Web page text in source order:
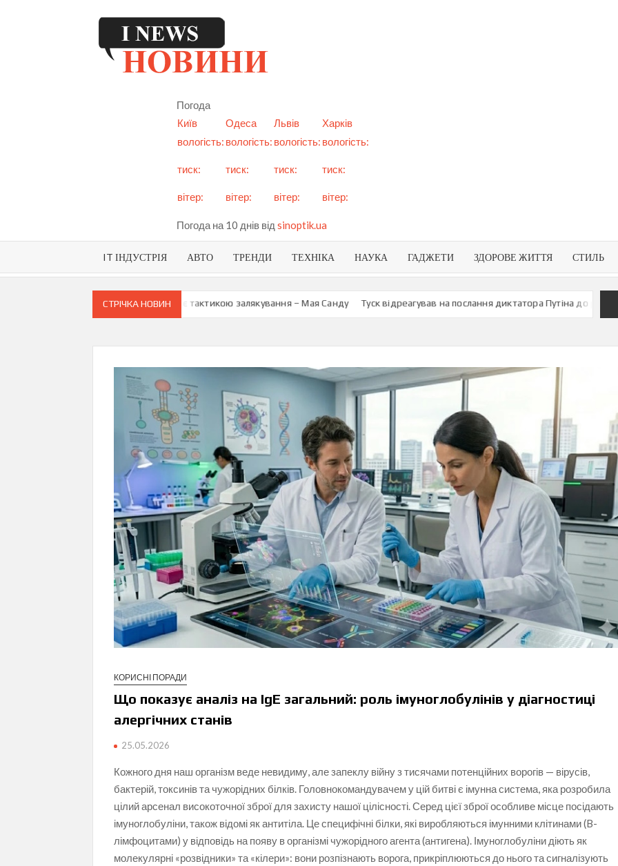
Погода
Київ
Одеса Львів
Харків
вологість:
тиск:
вітер:
вологість:
тиск:
вітер:
вологість:
тиск:
вітер:
вологість:
тиск:
вітер:
Погода на 10 днів від sinoptik.ua
IT ІНДУСТРІЯ АВТО ТРЕНДИ ТЕХНІКА НАУКА ГАДЖЕТИ ЗДОРОВЕ ЖИТТЯ СТИЛЬ
СТРІЧКА НОВИН
можливу анексію Придністров’я є тактикою залякування – Мая Санду Туск відреагував на послання диктатора Путіна до росіян У
КОРИСНІ ПОРАДИ
Що показує аналіз на IgE загальний: роль імуноглобулінів у діагностиці
алергічних станів
25.05.2026
Кожного дня наш організм веде невидиму, але запеклу війну з тисячами потенційних ворогів — вірусів,
бактерій, токсинів та чужорідних білків. Головнокомандувачем у цій битві є імунна система, яка розробила
цілий арсенал високоточної зброї для захисту нашої цілісності. Серед цієї зброї особливе місце посідають
імуноглобуліни, також відомі як антитіла. Це специфічні білки, які виробляються імунними клітинами (B-
лімфоцитами) у відповідь на появу в організмі чужорідного агента (антигена). Імуноглобуліни діють як
молекулярні «розвідники» та «кілери»: вони розпізнають ворога, прикріплюються до нього та сигналізують